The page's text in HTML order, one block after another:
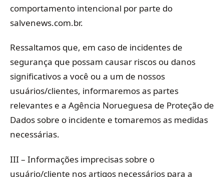
comportamento intencional por parte do
salvenews.com.br.
Ressaltamos que, em caso de incidentes de
segurança que possam causar riscos ou danos
significativos a você ou a um de nossos
usuários/clientes, informaremos as partes
relevantes e a Agência Norueguesa de Proteção de
Dados sobre o incidente e tomaremos as medidas
necessárias.
III – Informações imprecisas sobre o
usuário/cliente nos artigos necessários para a